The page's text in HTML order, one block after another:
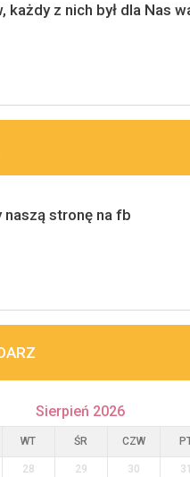
każdy z nich był dla Nas
naszą stronę na fb
Sierpień 2026
WT ŚR CZW
28 29 30 31